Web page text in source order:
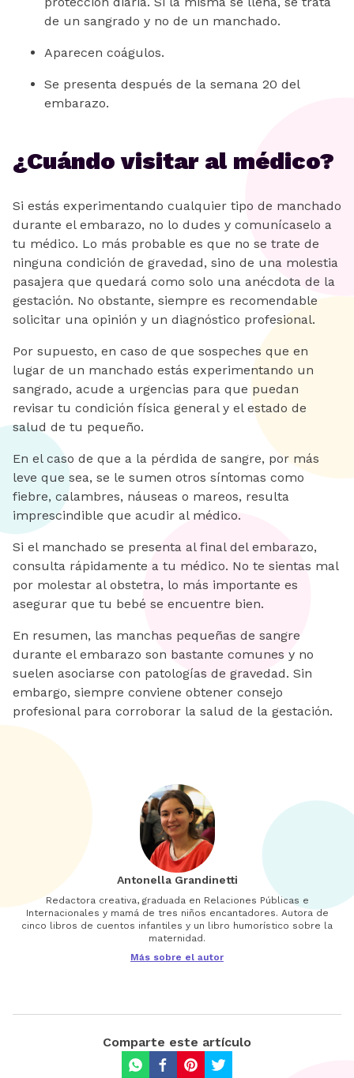
de un sangrado y no de un manchado.
Aparecen coágulos.
Se presenta después de la semana 20 del
embarazo.
¿Cuándo visitar al médico?
Si estás experimentando cualquier tipo de manchado
durante el embarazo, no lo dudes y comunícaselo a
tu médico. Lo más probable es que no se trate de
ninguna condición de gravedad, sino de una molestia
pasajera que quedará como solo una anécdota de la
gestación. No obstante, siempre es recomendable
solicitar una opinión y un diagnóstico profesional.
Por supuesto, en caso de que sospeches que en
lugar de un manchado estás experimentando un
sangrado, acude a urgencias para que puedan
revisar tu condición física general y el estado de
salud de tu pequeño.
En el caso de que a la pérdida de sangre, por más
leve que sea, se le sumen otros síntomas como
fiebre, calambres, náuseas o mareos, resulta
imprescindible que acudir al médico.
Si el manchado se presenta al final del embarazo,
consulta rápidamente a tu médico. No te sientas mal
por molestar al obstetra, lo más importante es
asegurar que tu bebé se encuentre bien.
En resumen, las manchas pequeñas de sangre
durante el embarazo son bastante comunes y no
suelen asociarse con patologías de gravedad. Sin
embargo, siempre conviene obtener consejo
profesional para corroborar la salud de la gestación.
Antonella Grandinetti
Redactora creativa, graduada en Relaciones Públicas e
Internacionales y mamá de tres niños encantadores. Autora de
cinco libros de cuentos infantiles y un libro humorístico sobre la
maternidad.
Más sobre el autor
Comparte este artículo